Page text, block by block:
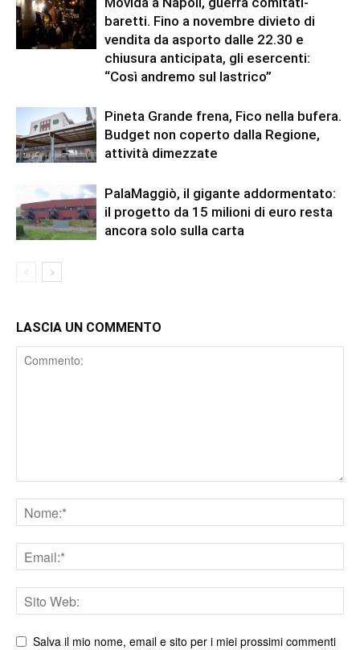
baretti. Fino a novembre divieto di
vendita da asporto dalle 22.30 e
chiusura anticipata, gli esercenti:
“Così andremo sul lastrico”
Pineta Grande frena, Fico nella bufera.
Budget non coperto dalla Regione,
attività dimezzate
PalaMaggiò, il gigante addormentato:
il progetto da 15 milioni di euro resta
ancora solo sulla carta
LASCIA UN COMMENTO
Comment
Nome
Email
Sito
web
Salva il mio nome, email e sito per i miei prossimi commenti